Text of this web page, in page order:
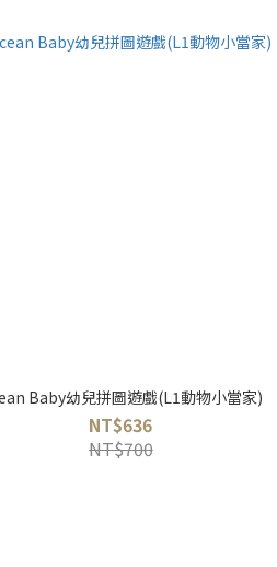
Baby幼兒拼圖遊戲(L1動物小當家)
NT$636
NT$700